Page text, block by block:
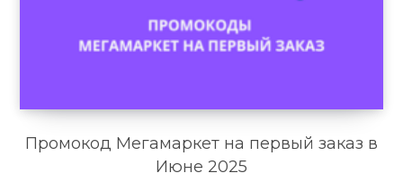
Промокод Мегамаркет на первый заказ в
Июне 2025